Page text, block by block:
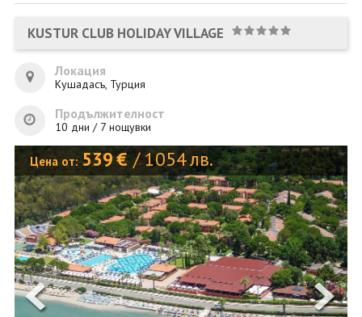
ЕКЗОТИКА
ЕКСКУРЗИИ
ОЩЕ
ЗА НАС
КОНТАКТИ
ФИРМЕНИ ДОКУМЕНТИ
0700 144 34 Запитване
KUSTUR CLUB HOLIDAY VILLAGE
Локация
Кушадасъ, Турция
Продължителност
10 дни / 7 нощувки
Цена от: 539€ / 1054лв.